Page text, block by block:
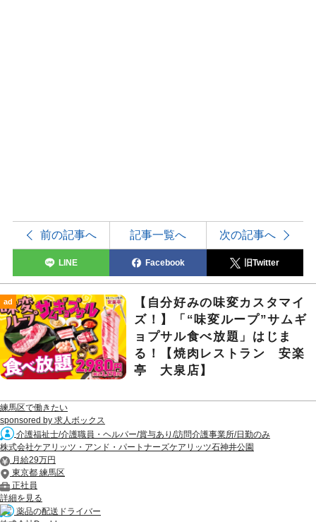
前の記事へ 記事一覧へ 次の記事へ
LINE Facebook 旧Twitter
ad
【自分好みの味変カスタマイ
ズ！】「“味変ループ”サムギ
ョプサル食べ放題」はじま
る！【焼肉レストラン 安楽
亭 大泉店】
練馬区で働きたい
sponsored by 求人ボックス
介護福祉士/介護職員・ヘルパー/賞与あり/訪問介護事業所/日勤のみ
株式会社ケアリッツ・アンド・パートナーズケアリッツ石神井公園
月給29万円
東京都 練馬区
正社員
詳細を見る
薬品の配送ドライバー